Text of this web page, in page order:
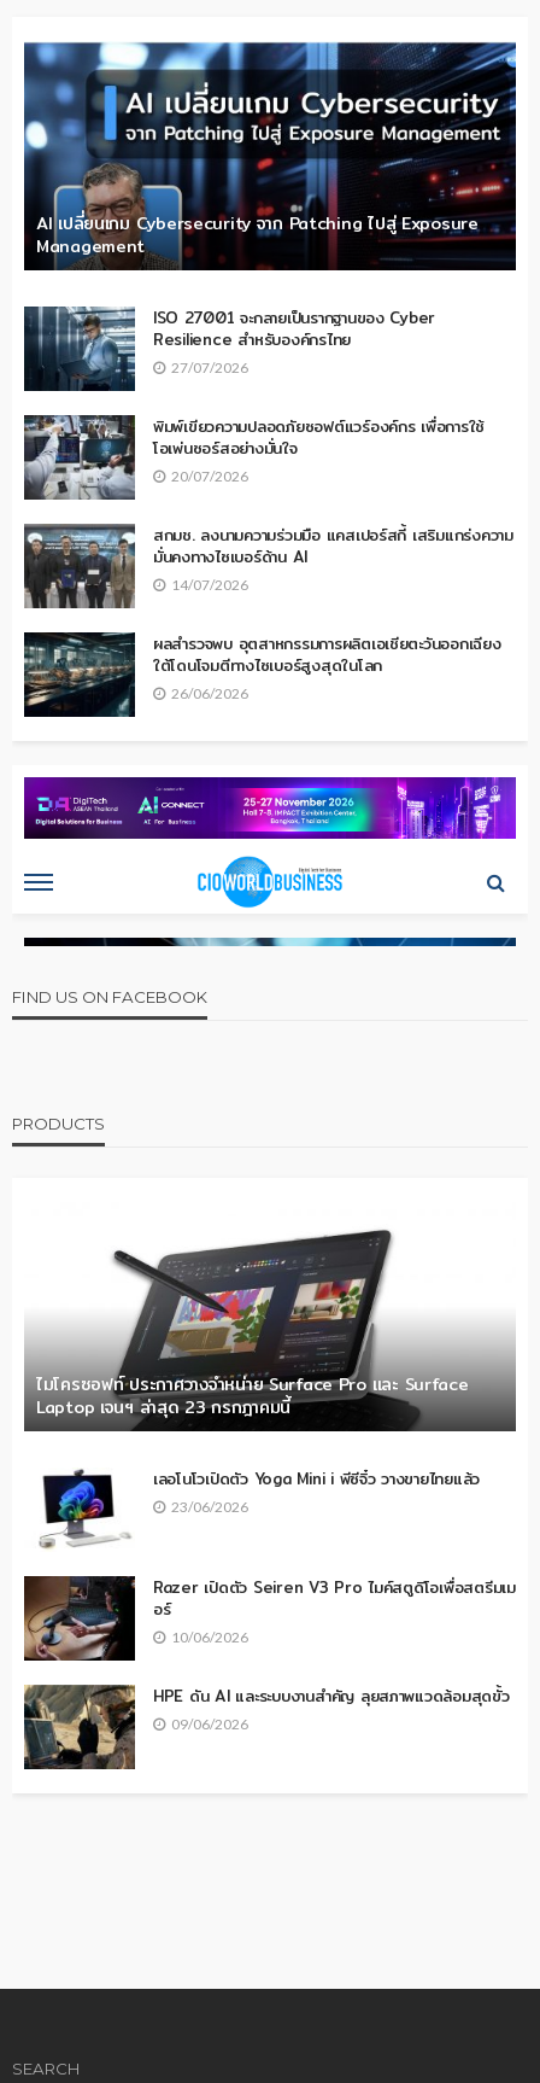
AI เปลี่ยนเกม Cybersecurity จาก Patching ไปสู่ Exposure
Management
ISO 27001 จะกลายเป็นรากฐานของ Cyber
Resilience สำหรับองค์กรไทย
27/07/2026
พิมพ์เขียวความปลอดภัยซอฟต์แวร์องค์กร เพื่อการใช้
โอเพ่นซอร์สอย่างมั่นใจ
20/07/2026
สกมช. ลงนามความร่วมมือ แคสเปอร์สกี้ เสริมแกร่งความ
มั่นคงทางไซเบอร์ด้าน AI
14/07/2026
ผลสำรวจพบ อุตสาหกรรมการผลิตเอเชียตะวันออกเฉียง
ใต้โดนโจมตีทางไซเบอร์สูงสุดในโลก
26/06/2026
FIND US ON FACEBOOK
PRODUCTS
ไมโครซอฟท์ ประกาศวางจำหน่าย Surface Pro และ Surface
Laptop เจนฯ ล่าสุด 23 กรกฎาคมนี้
เลอโนโวเปิดตัว Yoga Mini i พีซีจิ๋ว วางขายไทยแล้ว
23/06/2026
Razer เปิดตัว Seiren V3 Pro ไมค์สตูดิโอเพื่อสตรีมเม
อร์
10/06/2026
HPE ดัน AI และระบบงานสำคัญ ลุยสภาพแวดล้อมสุดขั้ว
09/06/2026
SEARCH